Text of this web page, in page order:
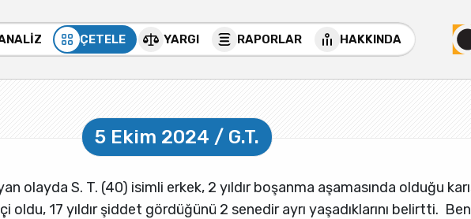
ÇETELE YARGI RAPORLAR HAKKINDA
5 Ekim 2024 / G.T.
olayda S. T. (40) isimli erkek, 2 yıldır boşanma aşamasında olduğu
oldu, 17 yıldır şiddet gördüğünü 2 senedir ayrı yaşadıklarını belirtti.